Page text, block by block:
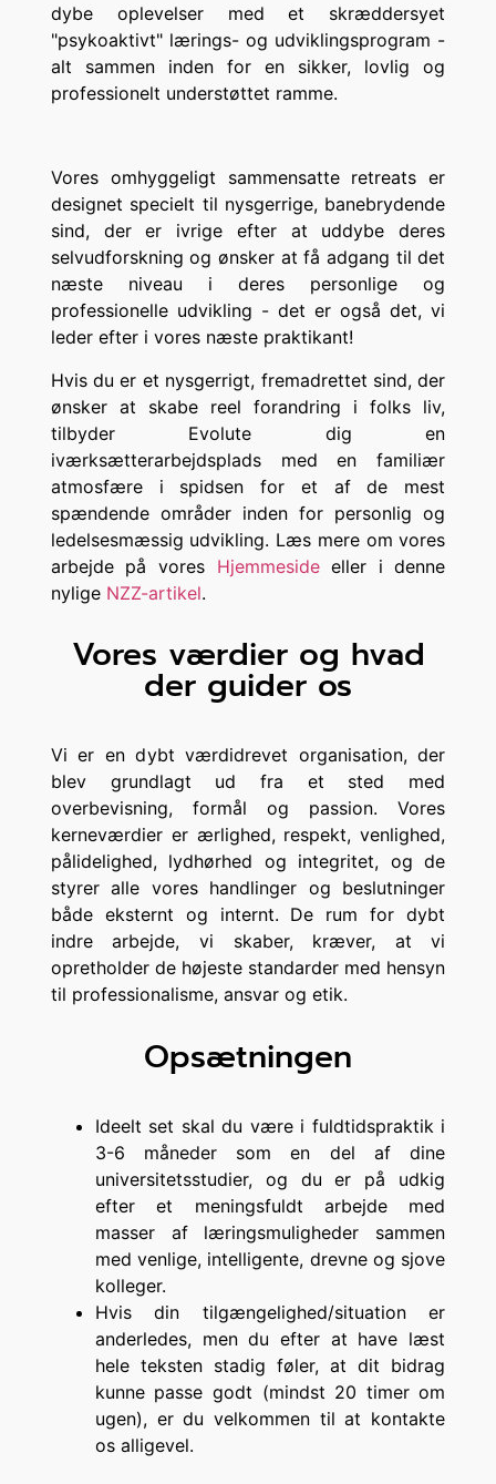
dybe oplevelser med et skræddersyet
"psykoaktivt" lærings- og udviklingsprogram -
alt sammen inden for en sikker, lovlig og
professionelt understøttet ramme.
Vores omhyggeligt sammensatte retreats er
designet specielt til nysgerrige, banebrydende
sind, der er ivrige efter at uddybe deres
selvudforskning og ønsker at få adgang til det
næste niveau i deres personlige og
professionelle udvikling - det er også det, vi
leder efter i vores næste praktikant!
Hvis du er et nysgerrigt, fremadrettet sind, der
ønsker at skabe reel forandring i folks liv,
tilbyder Evolute dig en
iværksætterarbejdsplads med en familiær
atmosfære i spidsen for et af de mest
spændende områder inden for personlig og
ledelsesmæssig udvikling. Læs mere om vores
arbejde på vores Hjemmesideeller i denne
nylige NZZ-artikel.
Vores værdier og hvad
der guider os
Vi er en dybt værdidrevet organisation, der
blev grundlagt ud fra et sted med
overbevisning, formål og passion. Vores
kerneværdier er ærlighed, respekt, venlighed,
pålidelighed, lydhørhed og integritet, og de
styrer alle vores handlinger og beslutninger
både eksternt og internt. De rum for dybt
indre arbejde, vi skaber, kræver, at vi
opretholder de højeste standarder med hensyn
til professionalisme, ansvar og etik.
Opsætningen
Ideelt set skal du være i fuldtidspraktik i
3-6 måneder som en del af dine
universitetsstudier, og du er på udkig
efter et meningsfuldt arbejde med
masser af læringsmuligheder sammen
med venlige, intelligente, drevne og sjove
kolleger.
Hvis din tilgængelighed/situation er
anderledes, men du efter at have læst
hele teksten stadig føler, at dit bidrag
kunne passe godt (mindst 20 timer om
ugen), er du velkommen til at kontakte
os alligevel.